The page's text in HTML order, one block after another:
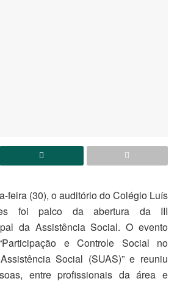
feira (30), o auditório do Colégio Luís
foi palco da abertura da III
da Assistência Social. O evento
e Controle Social no
Social (SUAS)” e reuniu
entre profissionais da área e